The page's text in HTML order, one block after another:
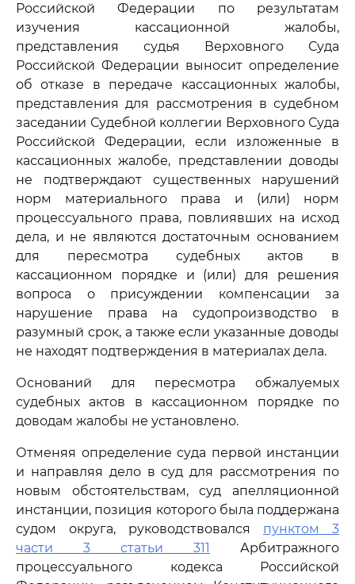
Российской Федерации по результатам
изучения кассационной жалобы,
представления судья Верховного Суда
Российской Федерации выносит определение
об отказе в передаче кассационных жалобы,
представления для рассмотрения в судебном
заседании Судебной коллегии Верховного Суда
Российской Федерации, если изложенные в
кассационных жалобе, представлении доводы
не подтверждают существенных нарушений
норм материального права и (или) норм
процессуального права, повлиявших на исход
дела, и не являются достаточным основанием
для пересмотра судебных актов в
кассационном порядке и (или) для решения
вопроса о присуждении компенсации за
нарушение права на судопроизводство в
разумный срок, а также если указанные доводы
не находят подтверждения в материалах дела.
Оснований для пересмотра обжалуемых
судебных актов в кассационном порядке по
доводам жалобы не установлено.
Отменяя определение суда первой инстанции
и направляя дело в суд для рассмотрения по
новым обстоятельствам, суд апелляционной
инстанции, позиция которого была поддержана
судом округа, руководствовался пунктом 3
части 3 статьи 311
Арбитражного
процессуального кодекса Российской